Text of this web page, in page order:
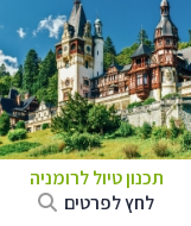
תכנון טיול לרומניה
לחץ לפרטים